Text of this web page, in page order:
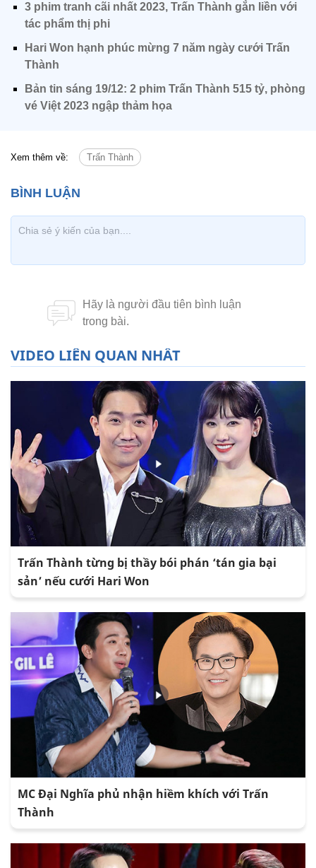
3 phim tranh cãi nhất 2023, Trấn Thành gắn liền với
tác phẩm thị phi
Hari Won hạnh phúc mừng 7 năm ngày cưới Trấn
Thành
Bản tin sáng 19/12: 2 phim Trấn Thành 515 tỷ, phòng
vé Việt 2023 ngập thảm họa
Xem thêm về: Trấn Thành
VIDEO LIÊN QUAN NHẤT
Trấn Thành từng bị thầy bói phán ‘tán gia bại
sản’ nếu cưới Hari Won
MC Đại Nghĩa phủ nhận hiềm khích với Trấn
Thành